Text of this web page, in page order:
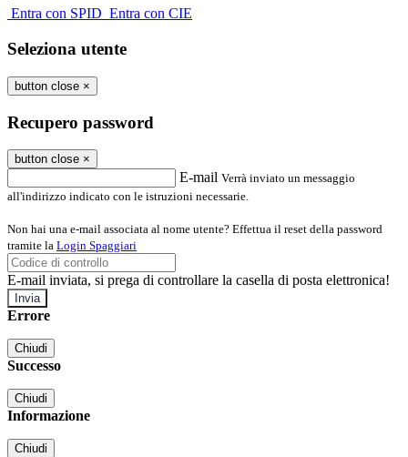
Entra con SPID Entra con CIE
Seleziona utente
button close ×
Recupero password
button close ×
E-mail Verrà inviato un messaggio
all'indirizzo indicato con le istruzioni necessarie.
Non hai una e-mail associata al nome utente? Effettua il reset della password
tramite la Login Spaggiari
E-mail inviata, si prega di controllare la casella di posta elettronica!
Errore
Chiudi
Successo
Chiudi
Informazione
Chiudi